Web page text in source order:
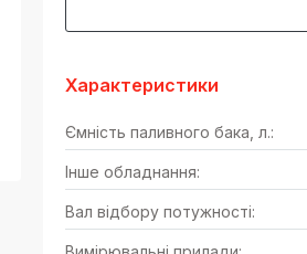
Характеристики
Ємність паливного бака, л.:
Інше обладнання:
Вал відбору потужності: